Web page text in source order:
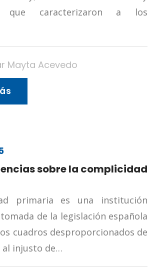
que caracterizaron a los
Mayta Acevedo
sobre la complicidad
primaria es una institución
de la legislación española
cuadros desproporcionados de
al injusto de…